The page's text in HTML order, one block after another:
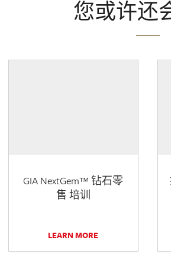
您或许还
GIA NextGem™ 钻石零
售 培训
LEARN MORE